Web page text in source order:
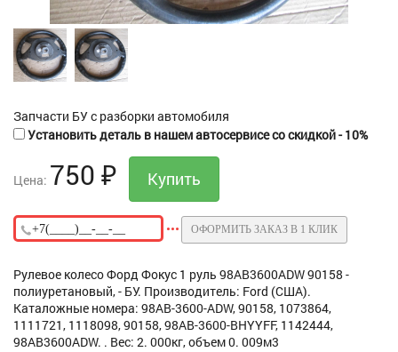
Запчасти БУ с разборки автомобиля
Установить деталь в нашем автосервисе со скидкой - 10%
Цена: 750 ₽
ОФОРМИТЬ ЗАКАЗ В 1 КЛИК
Рулевое колесо Форд Фокус 1 руль 98AB3600ADW 90158 -
полиуретановый, - БУ. Производитель: Ford (США).
Каталожные номера: 98AB-3600-ADW, 90158, 1073864,
1111721, 1118098, 90158, 98AB-3600-BHYYFF, 1142444,
98AB3600ADW. . Вес: 2. 000кг, объем 0. 009м3